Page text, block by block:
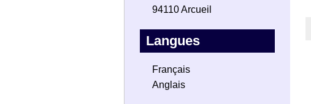
94110 Arcueil
Langues
Français
Anglais